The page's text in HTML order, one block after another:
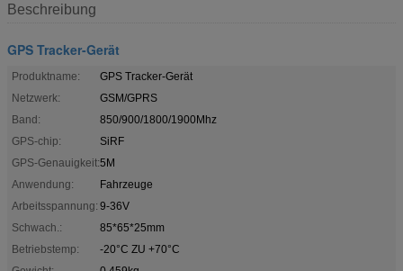
Beschreibung
GPS Tracker-Gerät
Produktname:
GPS Tracker-Gerät
Netzwerk:
GSM/GPRS
Band:
850/900/1800/1900Mhz
GPS-chip:
SiRF
GPS-Genauigkeit:5M
Anwendung:
Fahrzeuge
Arbeitsspannung: 9-36V
Schwach.:
85*65*25mm
Betriebstemp:
-20°C ZU +70°C